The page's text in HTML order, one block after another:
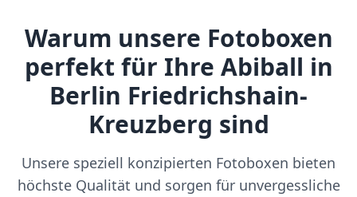
Warum unsere Fotoboxen
perfekt für Ihre Abiball in
Berlin Friedrichshain-
Kreuzberg sind
Unsere speziell konzipierten Fotoboxen bieten
höchste Qualität und sorgen für unvergessliche